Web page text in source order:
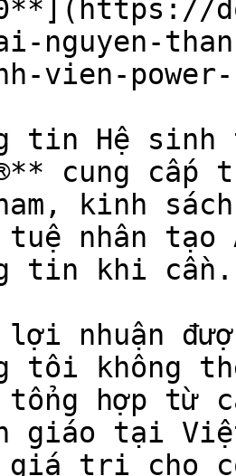
nguyen-
vien-
tin Hệ
cung
kinh sách
nhân
tin khi cần.
nhuận
tôi không
hợp từ
tại Việt
trị cho